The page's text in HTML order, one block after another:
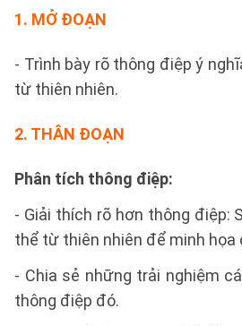
1. MỞ ĐOẠN
- Trình bày rõ thông điệp ý
từ thiên nhiên.
2. THÂN ĐOẠN
Phân tích thông điệp:
- Giải thích rõ hơn thông điệp:
thể từ thiên nhiên để minh họa
- Chia sẻ những trải nghiệm
thông điệp đó.